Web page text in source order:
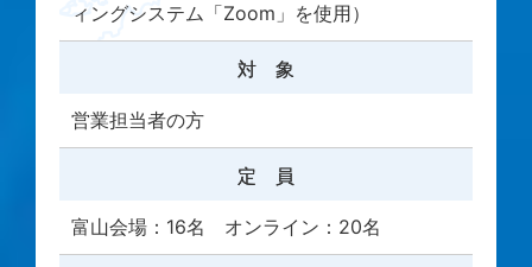
ィングシステム「Zoom」を使用）
対 象
営業担当者の方
定 員
富山会場：16名 オンライン：20名